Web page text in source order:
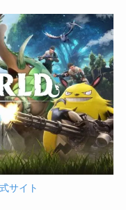
サイト